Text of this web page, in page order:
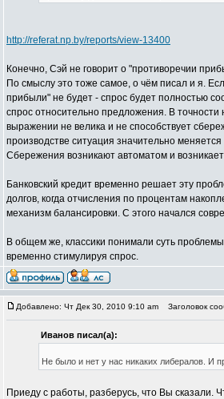
http://referat.np.by/reports/view-13400
Конечно, Сэй не говорит о "противоречии
По смыслу это тоже самое, о чём писал и я.
прибыли" не будет - спрос будет полностью
спрос относительно предложения. В
выражении не велика и не способствует
производстве ситуация значительно
Сбережения возникают автоматом и
Банковский кредит временно решает эту
долгов, когда отчисления по процентам
механизм балансировки. С этого начался
В общем же, классики понимали суть
временно стимулируя спрос.
Добавлено: Чт Дек 30, 2010 9:10 am Заголовок
Иванов писал(а):
Не было и нет у нас никаких либералов. И
Приеду с работы, разберусь, что Вы сказали.